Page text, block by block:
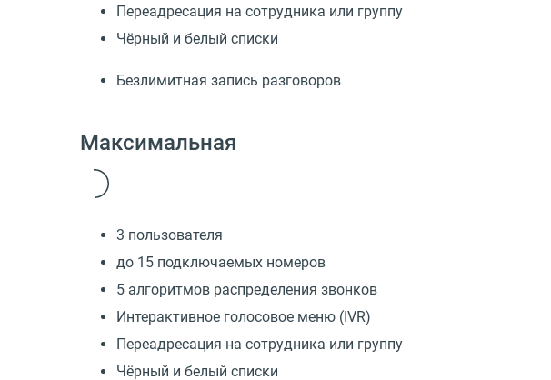
Переадресация на сотрудника или группу
Чёрный и белый списки
Безлимитная запись разговоров
Максимальная
3 пользователя
до 15 подключаемых номеров
5 алгоритмов распределения звонков
Интерактивное голосовое меню (IVR)
Переадресация на сотрудника или группу
Чёрный и белый списки